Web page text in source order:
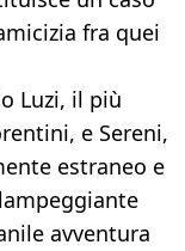
fra quei
Luzi, il più
e Sereni,
estraneo e
avventura